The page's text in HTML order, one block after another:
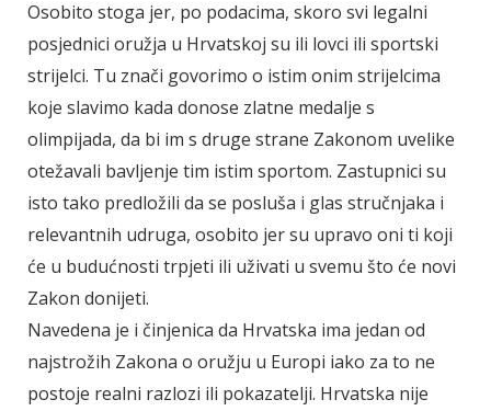
Osobito stoga jer, po podacima, skoro svi legalni
posjednici oružja u Hrvatskoj su ili lovci ili sportski
strijelci. Tu znači govorimo o istim onim strijelcima
koje slavimo kada donose zlatne medalje s
olimpijada, da bi im s druge strane Zakonom uvelike
otežavali bavljenje tim istim sportom. Zastupnici su
isto tako predložili da se posluša i glas stručnjaka i
relevantnih udruga, osobito jer su upravo oni ti koji
će u budućnosti trpjeti ili uživati u svemu što će novi
Zakon donijeti.
Navedena je i činjenica da Hrvatska ima jedan od
najstrožih Zakona o oružju u Europi iako za to ne
postoje realni razlozi ili pokazatelji. Hrvatska nije